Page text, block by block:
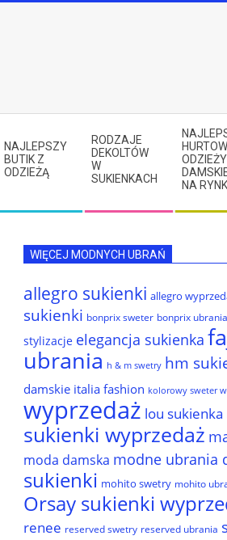
NAJLEPSZY
BUTIK Z
ODZIEŻĄ
RODZAJE
DEKOLTÓW
W
SUKIENKACH
ODZIEŻY
NA
WIĘCEJ MODNYCH UBRAŃ
allegro sukienki allegro
sukienki bonprix sweter bonprix ubrania
stylizacje elegancja sukienka
ubrania h & m swetry hm
damskie italia fashion kolorowy sweter
wyprzedaż lou sukienka
sukienki wyprzedaż
moda damska modne ubrania
sukienki mohito swetry mohito
Orsay sukienki
renee reserved swetry reserved ubrania